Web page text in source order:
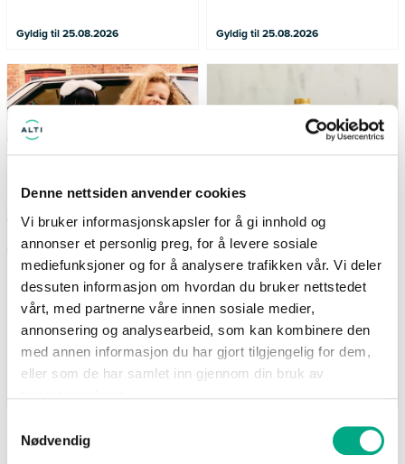
Denne nettsiden anvender cookies
Vi bruker informasjonskapsler for å gi innhold og
annonser et personlig preg, for å levere sosiale
mediefunksjoner og for å analysere trafikken vår. Vi deler
dessuten informasjon om hvordan du bruker nettstedet
vårt, med partnerne våre innen sosiale medier,
annonsering og analysearbeid, som kan kombinere den
med annen informasjon du har gjort tilgjengelig for dem,
eller som de har samlet inn gjennom din bruk av
Nødvendig
Gyldig til 25.08.2026 Gyldig til 25.08.2026
Kappahl
Medlemstilbud: 3 for 2 på
barnevarer
(gjelder ikke Newbie) Tilbudet
gjelder i perioden 7.8-17.8
(gjelder ikke Newbie) Tilbudet
gjelder i perioden 7.8-17.8
Life
Supernature MCT-olje
500ml - 25% på hele
serien
Nå: 247 kr Før: 329 kr